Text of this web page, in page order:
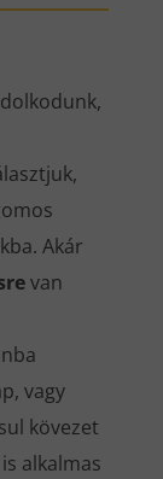
Akár
van
vagy
kövezet
alkalmas